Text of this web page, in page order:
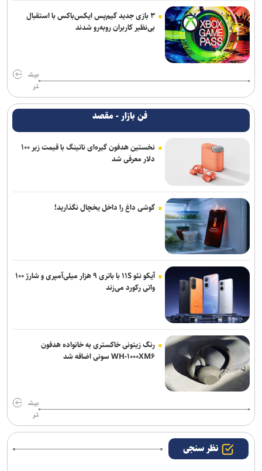
۳ بازی جدید گیم‌پس ایکس‌باکس با استقبال
بی‌نظیر کاربران روبه‌رو شدند
بیش
تر
فن بازار - مقصد
نخستین هدفون گیره‌ای ناتینگ با قیمت زیر ۱۰۰
دلار معرفی شد
گوشی داغ را داخل یخچال نگذارید!
آیکو نئو ۱۱S با باتری ۹ هزار میلی‌آمپری و شارژ ۱۰۰
واتی رکورد می‌زند
رنگ زیتونی خاکستری به خانواده هدفون
WH-۱۰۰۰XM۶ سونی اضافه شد
بیش
تر
نظر سنجی